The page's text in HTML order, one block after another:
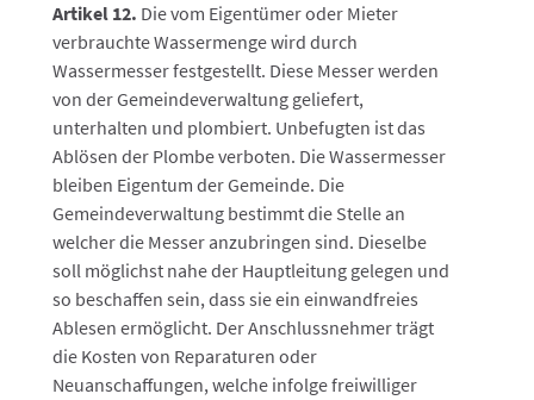
Artikel 12. Die vom Eigentümer oder Mieter
verbrauchte Wassermenge wird durch
Wassermesser festgestellt. Diese Messer werden
von der Gemeindeverwaltung geliefert,
unterhalten und plombiert. Unbefugten ist das
Ablösen der Plombe verboten. Die Wassermesser
bleiben Eigentum der Gemeinde. Die
Gemeindeverwaltung bestimmt die Stelle an
welcher die Messer anzubringen sind. Dieselbe
soll möglichst nahe der Hauptleitung gelegen und
so beschaffen sein, dass sie ein einwandfreies
Ablesen ermöglicht. Der Anschlussnehmer trägt
die Kosten von Reparaturen oder
Neuanschaffungen, welche infolge freiwilliger